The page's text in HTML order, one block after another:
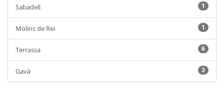
Sabadell 1
Molins de Rei 1
Terrassa 6
Gavà 3